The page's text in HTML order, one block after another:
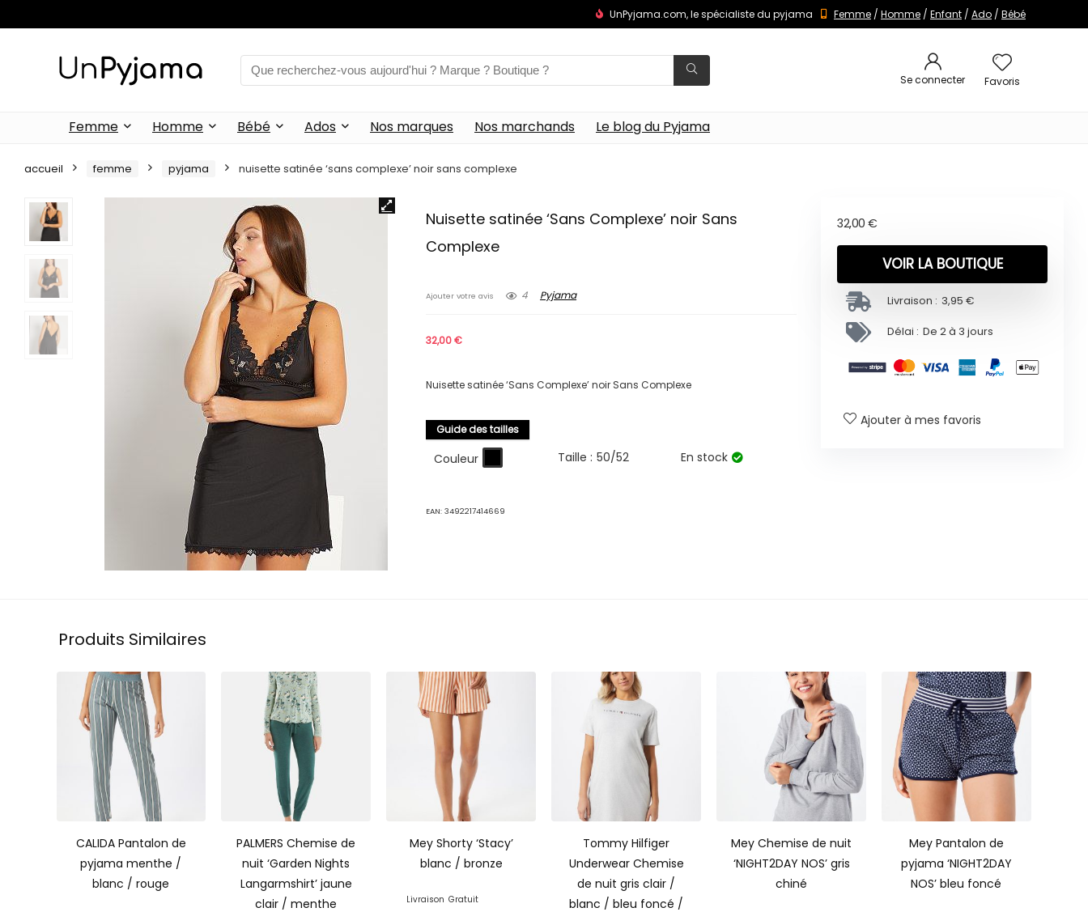
UnPyjama.com, le spécialiste du pyjama Femme / Homme / Enfant / Ado / Bébé
Se connecter Favoris
Femme Homme Bébé Ados Nos marques Nos marchands Le blog du Pyjama
accueil femme pyjama nuisette satinée ‘sans complexe’ noir sans complexe
Nuisette satinée ‘Sans Complexe’ noir Sans
Complexe
Ajouter votre avis 4 Pyjama
32,00€
Nuisette satinée ‘Sans Complexe’ noir Sans Complexe
Guide des tailles
Couleur Taille : 50/52 En stock
EAN:3492217414669
32,00 €
VOIR LA BOUTIQUE
Livraison : 3,95 €
Délai : De 2 à 3 jours
Ajouter à mes favoris
Produits Similaires
CALIDA Pantalon de
pyjama menthe /
blanc / rouge
PALMERS Chemise de
nuit ‘Garden Nights
Langarmshirt’ jaune
clair / menthe
Mey Shorty ‘Stacy’
blanc / bronze
Livraison Gratuit
Tommy Hilfiger
Underwear Chemise
de nuit gris clair /
blanc / bleu foncé /
Mey Chemise de nuit
‘NIGHT2DAY NOS’ gris
chiné
Mey Pantalon de
pyjama ‘NIGHT2DAY
NOS’ bleu foncé